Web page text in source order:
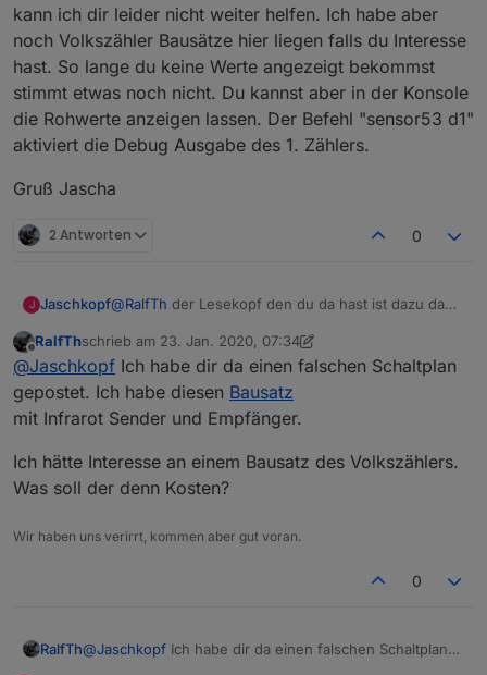
Das Skript habe ich auch mal so eingestellt. Bei mir
Sensor von ELV, da der Volkszähler nicht erhältlich ist.
kann ich dir leider nicht weiter helfen. Ich habe aber
noch Volkszähler Bausätze hier liegen falls du Interesse
hast. So lange du keine Werte angezeigt bekommst
stimmt etwas noch nicht. Du kannst aber in der Konsole
die Rohwerte anzeigen lassen. Der Befehl "sensor53 d1"
aktiviert die Debug Ausgabe des 1. Zählers.
Gruß Jascha
2 Antworten 0
J Jaschkopf@RalfTh der Lesekopf den du da hast ist dazu da
Damit kann ich dir leider nicht weiter helfen. Ich
habe aber noch Volkszähler Bausätze hier liegen
falls du Interesse hast. So lange du keine Werte
kannst aber in der Konsole die Rohwerte anzeigen
Debug Ausgabe des 1. Zählers.
Gruß Jascha
Offline
RalfThschrieb am 23. Jan. 2020, 07:34
zuletzt editiert von RalfTh
@Jaschkopf Ich habe dir da einen falschen Schaltplan
gepostet. Ich habe diesen Bausatz
mit Infrarot Sender und Empfänger.
Ich hätte Interesse an einem Bausatz des Volkszählers.
Was soll der denn Kosten?
Wir haben uns verirrt, kommen aber gut voran.
0
RalfTh@Jaschkopf Ich habe dir da einen falschen Schaltplan